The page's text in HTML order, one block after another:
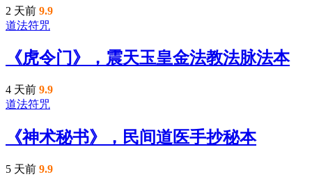
2 天前 9.9
道法符咒
《虎令门》，震天玉皇金法教法脉法本
4 天前 9.9
道法符咒
《神术秘书》，民间道医手抄秘本
5 天前 9.9